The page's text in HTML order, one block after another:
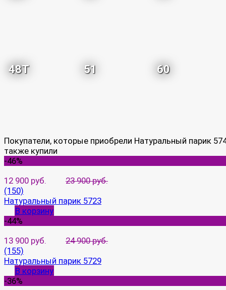
48T 51 60
Покупатели, которые приобрели Натуральный парик
также купили
-46%
12 900 руб.
23 900 руб.
(150)
Натуральный парик 5723
В корзину
-44%
13 900 руб.
24 900 руб.
(155)
Натуральный парик 5729
В корзину
-36%